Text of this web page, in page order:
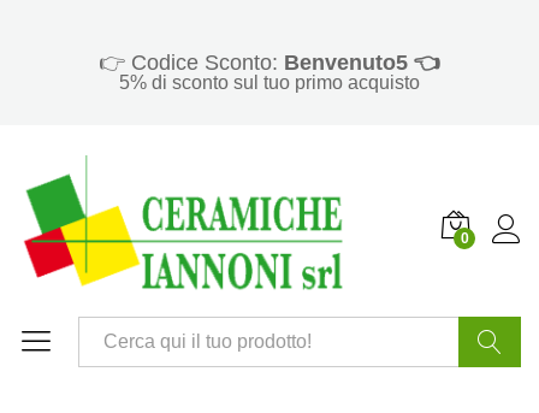
👉 Codice Sconto: Benvenuto5 👈
5% di sconto sul tuo primo acquisto
0